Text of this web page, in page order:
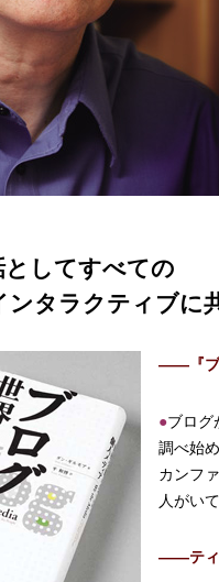
としてすべての
ンタラクティブに
――『ブ
●ブログ
調べ始
カンフ
人がい
――ティ